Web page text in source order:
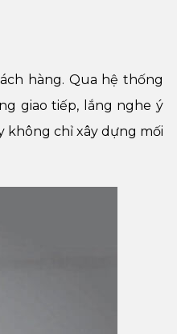
hàng. Qua hệ thống
giao tiếp, lắng nghe ý
không chỉ xây dựng mối